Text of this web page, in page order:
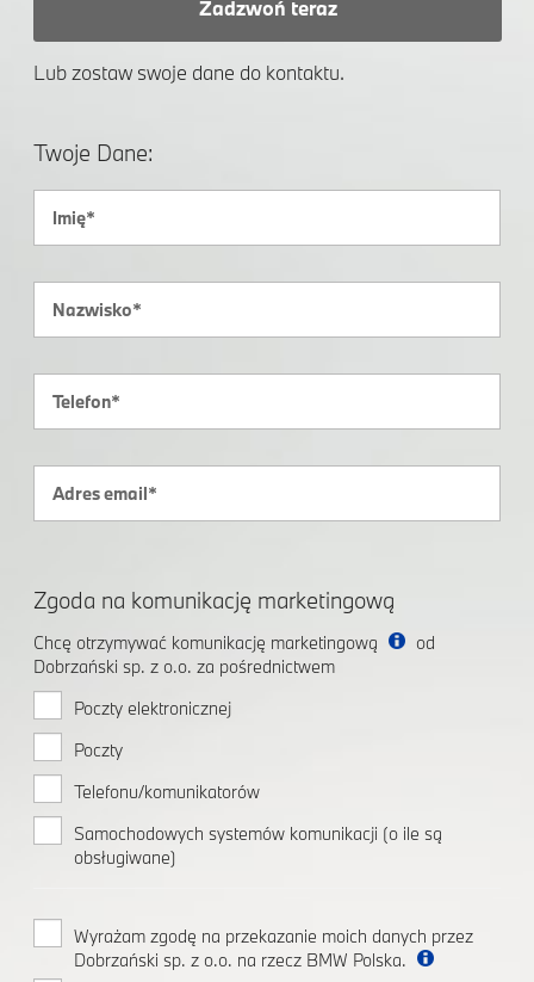
Zadzwoń teraz
Lub zostaw swoje dane do kontaktu.
Twoje Dane:
Zgoda na komunikację marketingową
Chcę otrzymywać komunikację marketingową
od
Dobrzański sp. z o.o. za pośrednictwem
Poczty elektronicznej
Poczty
Telefonu/komunikatorów
Samochodowych systemów komunikacji (o ile są
obsługiwane)
Wyrażam zgodę na przekazanie moich danych przez
Dobrzański sp. z o.o. na rzecz BMW Polska.